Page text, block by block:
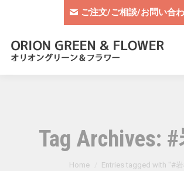
ご注文/ご相談/お問い合
Tag Archives:
You are here:
Home Entries tagged with "#